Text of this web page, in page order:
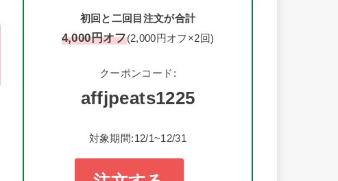
初回と二回目注文が合計
4,000円オフ(2,000円オフ×2回)
クーポンコード:
affjpeats1225
対象期間:12/1~12/31